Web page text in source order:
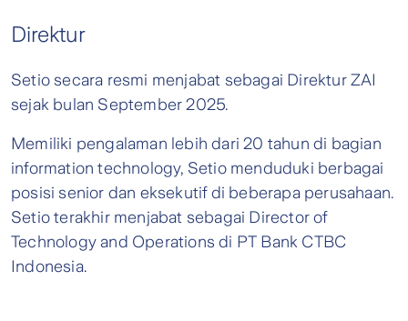
Direktur
Setio secara resmi menjabat sebagai Direktur ZAI
sejak bulan September 2025.
Memiliki pengalaman lebih dari 20 tahun di bagian
information technology, Setio menduduki berbagai
posisi senior dan eksekutif di beberapa perusahaan.
Setio terakhir menjabat sebagai Director of
Technology and Operations di PT Bank CTBC
Indonesia.